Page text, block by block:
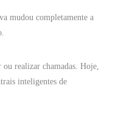
mudou completamente a
ou realizar chamadas. Hoje,
inteligentes de